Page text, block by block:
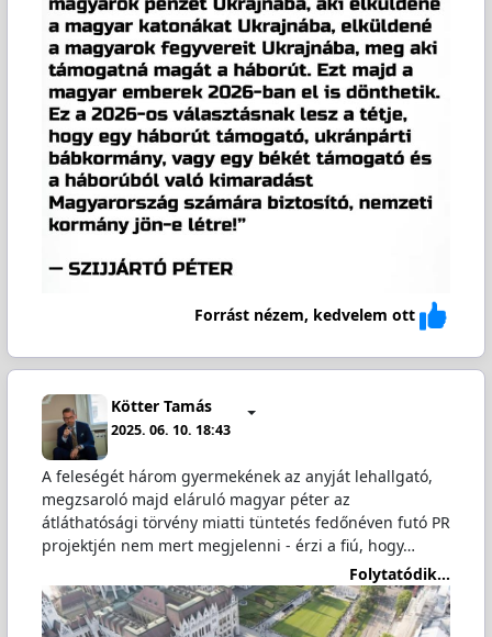
Forrást nézem, kedvelem ott
Kötter Tamás
2025. 06. 10. 18:43
A feleségét három gyermekének az anyját lehallgató,
megzsaroló majd eláruló magyar péter az
átláthatósági törvény miatti tüntetés fedőnéven futó PR
projektjén nem mert megjelenni - érzi a fiú, hogy…
Folytatódik...